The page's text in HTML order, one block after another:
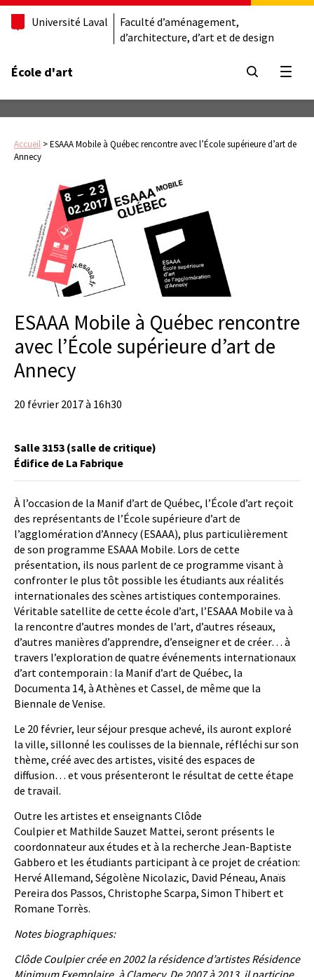
Université Laval
Faculté d’aménagement,
d’architecture, d’art et de design
École d'art
Accueil >ESAAA Mobile à Québec rencontre avec l’École supérieure d’art de
Annecy
ESAAA Mobile à Québec rencontre
avec l’École supérieure d’art de
Annecy
20 février 2017 à 16h30
Salle 3153 (salle de critique)
Édifice de La Fabrique
À l’occasion de la Manif d’art de Québec, l’École d’art reçoit
des représentants de l’École supérieure d’art de
l’agglomération d’Annecy (ESAAA), plus particulièrement
de son programme ESAAA Mobile. Lors de cette
présentation, ils nous parlent de ce programme visant à
confronter le plus tôt possible les étudiants aux réalités
internationales des scènes artistiques contemporaines.
Véritable satellite de cette école d’art, l’ESAAA Mobile va à
la rencontre d’autres mondes de l’art, d’autres réseaux,
d’autres manières d’apprendre, d’enseigner et de créer… à
travers l’exploration de quatre événements internationaux
d’art contemporain : la Manif d’art de Québec, la
Documenta 14, à Athènes et Cassel, de même que la
Biennale de Venise.
Le 20 février, leur séjour presque achevé, ils auront exploré
la ville, sillonné les coulisses de la biennale, réfléchi sur son
thème, créé avec des artistes, visité des espaces de
diffusion… et vous présenteront le résultat de cette étape
de travail.
Outre les artistes et enseignants Clôde
Coulpier et Mathilde Sauzet Mattei, seront présents le
coordonnateur aux études et à la recherche Jean-Baptiste
Gabbero et les étudiants participant à ce projet de création:
Hervé Allemand, Ségolène Nicolazic, David Péneau, Anaïs
Pereira dos Passos, Christophe Scarpa, Simon Thibert et
Romane Torrès.
Notes biographiques:
Clôde Coulpier crée en 2002 la résidence d’artistes Résidence
Minimum Exemplaire, à Clamecy. De 2007 à 2013, il participe